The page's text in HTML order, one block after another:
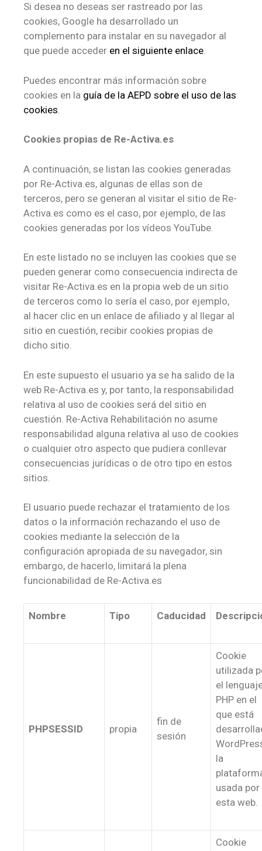
Si desea no deseas ser rastreado por las
cookies, Google ha desarrollado un
complemento para instalar en su navegador al
que puede acceder en el siguiente enlace.
Puedes encontrar más información sobre
cookies en la guía de la AEPD sobre el uso de las
cookies
Cookies propias de Re-Activa.es
A continuación, se listan las cookies generadas
por Re-Activa.es, algunas de ellas son de
terceros, pero se generan al visitar el sitio de Re-
Activa.es como es el caso, por ejemplo, de las
cookies generadas por los vídeos YouTube.
En este listado no se incluyen las cookies que se
pueden generar como consecuencia indirecta de
visitar Re-Activa.es en la propia web de un sitio
de terceros como lo sería el caso, por ejemplo,
al hacer clic en un enlace de afiliado y al llegar al
sitio en cuestión, recibir cookies propias de
dicho sitio.
En este supuesto el usuario ya se ha salido de la
web Re-Activa.es y, por tanto, la responsabilidad
relativa al uso de cookies será del sitio en
cuestión. Re-Activa Rehabilitación no asume
responsabilidad alguna relativa al uso de cookies
o cualquier otro aspecto que pudiera conllevar
consecuencias jurídicas o de otro tipo en estos
sitios.
El usuario puede rechazar el tratamiento de los
datos o la información rechazando el uso de
cookies mediante la selección de la
configuración apropiada de su navegador, sin
embargo, de hacerlo, limitará la plena
funcionabilidad de Re-Activa.es
Nombre Tipo Caducidad
PHPSESSID propia
fin de
sesión
Cookie
utilizada
el
PHP en el
que está
la
usada por
esta web.
Cookie